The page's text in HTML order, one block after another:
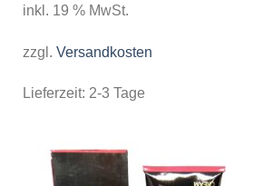
inkl. 19 % MwSt.
zzgl. Versandkosten
Lieferzeit: 2-3 Tage